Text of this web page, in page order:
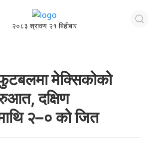
२०८३ श्रावण २१ बिहीबार
मेक्सिकोको
दक्षिण
२–० को जित